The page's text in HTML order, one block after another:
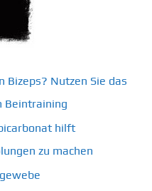
Bizeps? Nutzen Sie das
Beintraining
hilft
zu machen